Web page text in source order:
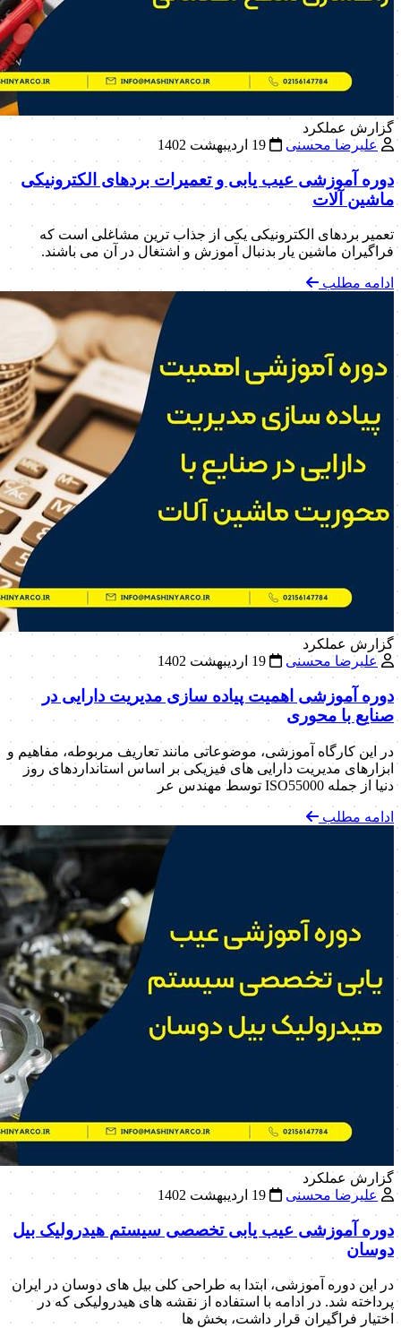
گزارش عملکرد
علیرضا محسنی
19 اردیبهشت 1402
دوره آموزشی عیب یابی و تعمیرات بردهای الکترونیکی
ماشین آلات
تعمیر بردهای الکترونیکی یکی از جذاب ترین مشاغلی است که
فراگیران ماشین یار بدنبال آموزش و اشتغال در آن می باشند.
ادامه مطلب
گزارش عملکرد
علیرضا محسنی
19 اردیبهشت 1402
دوره آموزشی اهمیت پیاده سازی مدیریت دارایی در
صنایع با محوری
در این کارگاه آموزشی، موضوعاتی مانند تعاریف مربوطه، مفاهیم و
ابزارهای مدیریت دارایی های فیزیکی بر اساس استانداردهای روز
دنیا از جمله ISO55000 توسط مهندس عر
ادامه مطلب
گزارش عملکرد
علیرضا محسنی
19 اردیبهشت 1402
دوره آموزشی عیب یابی تخصصی سیستم هیدرولیک بیل‌
دوسان
در این دوره آموزشی، ابتدا به طراحی کلی بیل های دوسان در ایران
پرداخته شد. در ادامه با استفاده از نقشه های هیدرولیکی که در
اختیار فراگیران قرار داشت، بخش ها